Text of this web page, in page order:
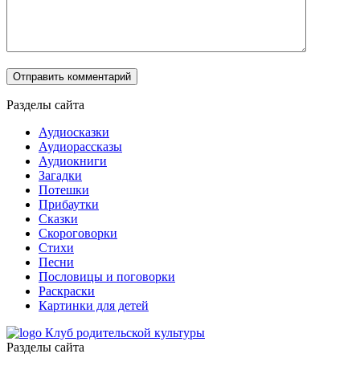
Разделы сайта
Аудиосказки
Аудиорассказы
Аудиокниги
Загадки
Потешки
Прибаутки
Сказки
Скороговорки
Стихи
Песни
Пословицы и поговорки
Раскраски
Картинки для детей
Клуб родительской культуры
Разделы сайта